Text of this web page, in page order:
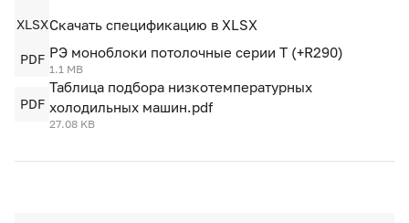
XLSXСкачать спецификацию в XLSX
PDF РЭ моноблоки потолочные серии Т (+R290)
1.1 MB
PDF
Таблица подбора низкотемпературных
холодильных машин.pdf
27.08 KB